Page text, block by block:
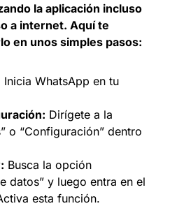
la aplicación incluso
a internet. Aquí te
en unos simples pasos:
Inicia WhatsApp en tu
Dirígete a la
o “Configuración” dentro
Busca la opción
datos” y luego entra en el
esta función.